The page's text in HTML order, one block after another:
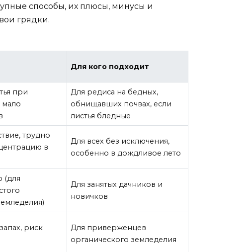
способы, их плюсы, минусы и
грядки.
Для кого подходит
при
мало
Для редиса на бедных,
обнищавших почвах, если
листья бледные
трудно
в
Для всех без исключения,
особенно в дождливое лето
(для
Для занятых дачников и
новичков
риск
Для приверженцев
органического земледелия